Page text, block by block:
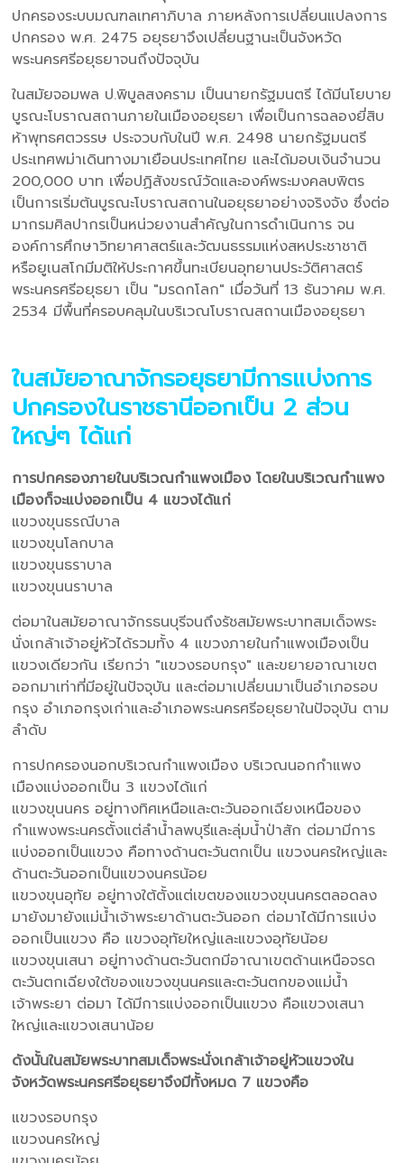
ปกครองระบบมณฑลเทศาภิบาล ภายหลังการเปลี่ยนแปลงการ
ปกครอง พ.ศ. 2475 อยุธยาจึงเปลี่ยนฐานะเป็นจังหวัด
พระนครศรีอยุธยาจนถึงปัจจุบัน
ในสมัยจอมพล ป.พิบูลสงคราม เป็นนายกรัฐมนตรี ได้มีนโยบาย
บูรณะโบราณสถานภายในเมืองอยุธยา เพื่อเป็นการฉลองยี่สิบ
ห้าพุทธศตวรรษ ประจวบกับในปี พ.ศ. 2498 นายกรัฐมนตรี
ประเทศพม่าเดินทางมาเยือนประเทศไทย และได้มอบเงินจำนวน
200,000 บาท เพื่อปฏิสังขรณ์วัดและองค์พระมงคลบพิตร
เป็นการเริ่มต้นบูรณะโบราณสถานในอยุธยาอย่างจริงจัง ซึ่งต่อ
มากรมศิลปากรเป็นหน่วยงานสำคัญในการดำเนินการ จน
องค์การศึกษาวิทยาศาสตร์และวัฒนธรรมแห่งสหประชาชาติ
หรือยูเนสโกมีมติให้ประกาศขึ้นทะเบียนอุทยานประวัติศาสตร์
พระนครศรีอยุธยา เป็น "มรดกโลก" เมื่อวันที่ 13 ธันวาคม พ.ศ.
2534 มีพื้นที่ครอบคลุมในบริเวณโบราณสถานเมืองอยุธยา
ในสมัยอาณาจักรอยุธยามีการแบ่งการ
ปกครองในราชธานีออกเป็น 2 ส่วน
ใหญ่ๆ ได้แก่
การปกครองภายในบริเวณกำแพงเมือง โดยในบริเวณกำแพง
เมืองก็จะแบ่งออกเป็น 4 แขวงได้แก่
แขวงขุนธรณีบาล
แขวงขุนโลกบาล
แขวงขุนธราบาล
แขวงขุนนราบาล
ต่อมาในสมัยอาณาจักรธนบุรีจนถึงรัชสมัยพระบาทสมเด็จพระ
นั่งเกล้าเจ้าอยู่หัวได้รวมทั้ง 4 แขวงภายในกำแพงเมืองเป็น
แขวงเดียวกัน เรียกว่า "แขวงรอบกรุง" และขยายอาณาเขต
ออกมาเท่าที่มีอยู่ในปัจจุบัน และต่อมาเปลี่ยนมาเป็นอำเภอรอบ
กรุง อำเภอกรุงเก่าและอำเภอพระนครศรีอยุธยาในปัจจุบัน ตาม
ลำดับ
การปกครองนอกบริเวณกำแพงเมือง บริเวณนอกกำแพง
เมืองแบ่งออกเป็น 3 แขวงได้แก่
แขวงขุนนคร อยู่ทางทิศเหนือและตะวันออกเฉียงเหนือของ
กำแพงพระนครตั้งแต่ลำน้ำลพบุรีและลุ่มน้ำป่าสัก ต่อมามีการ
แบ่งออกเป็นแขวง คือทางด้านตะวันตกเป็น แขวงนครใหญ่และ
ด้านตะวันออกเป็นแขวงนครน้อย
แขวงขุนอุทัย อยู่ทางใต้ตั้งแต่เขตของแขวงขุนนครตลอดลง
มายังมายังแม่น้ำเจ้าพระยาด้านตะวันออก ต่อมาได้มีการแบ่ง
ออกเป็นแขวง คือ แขวงอุทัยใหญ่และแขวงอุทัยน้อย
แขวงขุนเสนา อยู่ทางด้านตะวันตกมีอาณาเขตด้านเหนือจรด
ตะวันตกเฉียงใต้ของแขวงขุนนครและตะวันตกของแม่น้ำ
เจ้าพระยา ต่อมา ได้มีการแบ่งออกเป็นแขวง คือแขวงเสนา
ใหญ่และแขวงเสนาน้อย
ดังนั้นในสมัยพระบาทสมเด็จพระนั่งเกล้าเจ้าอยู่หัวแขวงใน
จังหวัดพระนครศรีอยุธยาจึงมีทั้งหมด 7 แขวงคือ
แขวงรอบกรุง
แขวงนครใหญ่